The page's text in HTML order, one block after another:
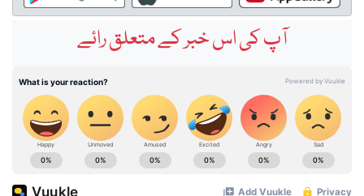
آپ کی اس خبر کے متعلق رائے